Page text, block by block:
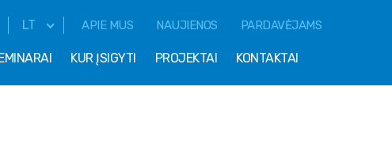
APIE MUS NAUJIENOS PARDAVĖJAMS
LT
KUR ĮSIGYTI PROJEKTAI KONTAKTAI